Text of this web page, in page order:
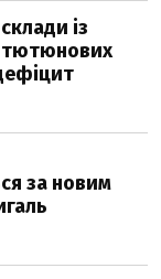
із
тютюнових
за новим